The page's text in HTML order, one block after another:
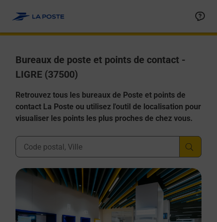
Bureaux de poste et points de contact -
LIGRE (37500)
Retrouvez tous les bureaux de Poste et points de
contact La Poste ou utilisez l'outil de localisation pour
visualiser les points les plus proches de chez vous.
Ville, Département, Code Postal